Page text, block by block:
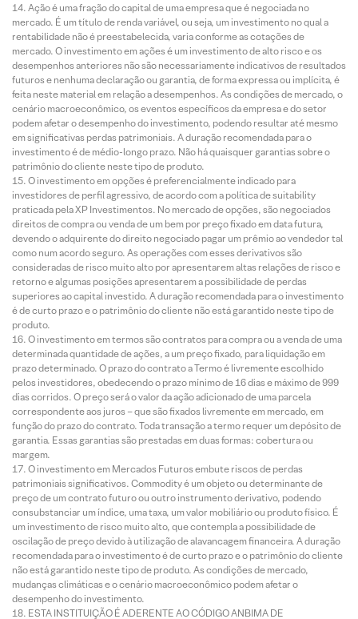
Ação é uma fração do capital de uma empresa que é negociada no
mercado. É um título de renda variável, ou seja, um investimento no qual a
rentabilidade não é preestabelecida, varia conforme as cotações de
mercado. O investimento em ações é um investimento de alto risco e os
desempenhos anteriores não são necessariamente indicativos de resultados
futuros e nenhuma declaração ou garantia, de forma expressa ou implícita, é
feita neste material em relação a desempenhos. As condições de mercado, o
cenário macroeconômico, os eventos específicos da empresa e do setor
podem afetar o desempenho do investimento, podendo resultar até mesmo
em significativas perdas patrimoniais. A duração recomendada para o
investimento é de médio-longo prazo. Não há quaisquer garantias sobre o
patrimônio do cliente neste tipo de produto.
O investimento em opções é preferencialmente indicado para
investidores de perfil agressivo, de acordo com a política de suitability
praticada pela XP Investimentos. No mercado de opções, são negociados
direitos de compra ou venda de um bem por preço fixado em data futura,
devendo o adquirente do direito negociado pagar um prêmio ao vendedor tal
como num acordo seguro. As operações com esses derivativos são
consideradas de risco muito alto por apresentarem altas relações de risco e
retorno e algumas posições apresentarem a possibilidade de perdas
superiores ao capital investido. A duração recomendada para o investimento
é de curto prazo e o patrimônio do cliente não está garantido neste tipo de
produto.
O investimento em termos são contratos para compra ou a venda de uma
determinada quantidade de ações, a um preço fixado, para liquidação em
prazo determinado. O prazo do contrato a Termo é livremente escolhido
pelos investidores, obedecendo o prazo mínimo de 16 dias e máximo de 999
dias corridos. O preço será o valor da ação adicionado de uma parcela
correspondente aos juros – que são fixados livremente em mercado, em
função do prazo do contrato. Toda transação a termo requer um depósito de
garantia. Essas garantias são prestadas em duas formas: cobertura ou
margem.
O investimento em Mercados Futuros embute riscos de perdas
patrimoniais significativos. Commodity é um objeto ou determinante de
preço de um contrato futuro ou outro instrumento derivativo, podendo
consubstanciar um índice, uma taxa, um valor mobiliário ou produto físico. É
um investimento de risco muito alto, que contempla a possibilidade de
oscilação de preço devido à utilização de alavancagem financeira. A duração
recomendada para o investimento é de curto prazo e o patrimônio do cliente
não está garantido neste tipo de produto. As condições de mercado,
mudanças climáticas e o cenário macroeconômico podem afetar o
desempenho do investimento.
ESTA INSTITUIÇÃO É ADERENTE AO CÓDIGO ANBIMA DE